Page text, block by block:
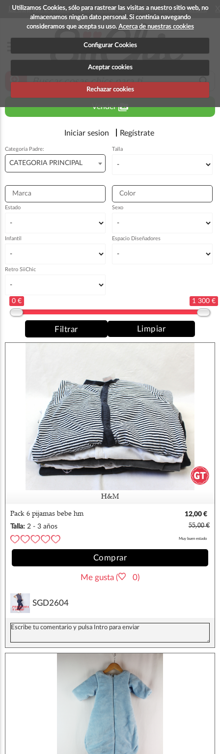
Utilizamos Cookies, sólo para rastrear las visitas a nuestro sitio web, no
almacenamos ningún dato personal. Si continúa navegando
consideramos que acepta su uso. Acerca de nuestras cookies
Configurar Cookies
Aceptar cookies
Rechazar cookies
La app para android esta en fase beta, disponible en breve
zoom_in search
Venderperm_media
Iniciar sesion Regístrate
Categoría Padre:
CATEGORIA PRINCIPAL
Talla
Marca Color
Estado Sexo
Infantil Espacio Diseñadores
Retro SiiChic
0 € 1 300 €
Filtrar Limpiar
H&M
Pack 6 pijamas bebe hm
12,00 €
Talla: 2 - 3 años 55,00 €
Muy buen estado
Comprar
Me gusta ( 0)
SGD2604